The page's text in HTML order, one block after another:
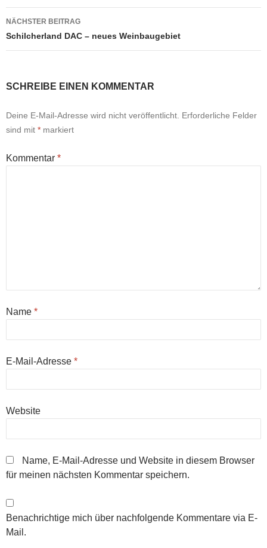
NÄCHSTER BEITRAG
Schilcherland DAC – neues Weinbaugebiet
SCHREIBE EINEN KOMMENTAR
Deine E-Mail-Adresse wird nicht veröffentlicht. Erforderliche Felder
sind mit * markiert
Kommentar *
Name *
E-Mail-Adresse *
Website
Name, E-Mail-Adresse und Website in diesem Browser
für meinen nächsten Kommentar speichern.
Benachrichtige mich über nachfolgende Kommentare via E-
Mail.